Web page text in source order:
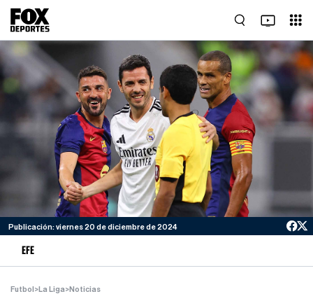
Publicación: viernes 20 de diciembre de 2024
EFE
Futbol >La Liga>Noticias